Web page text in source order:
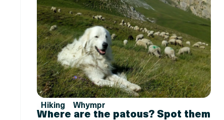
Hiking Whympr
Where are the patous? Spot them